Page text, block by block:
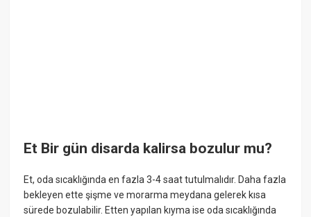
Et Bir gün disarda kalirsa bozulur mu?
Et, oda sıcaklığında en fazla 3-4 saat tutulmalıdır. Daha fazla
bekleyen ette şişme ve morarma meydana gelerek kısa
sürede bozulabilir. Etten yapılan kıyma ise oda sıcaklığında